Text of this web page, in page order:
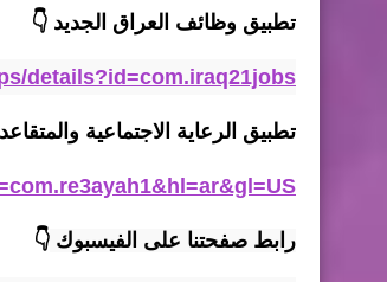
تطبيق وظائف العراق الجديد 👇
details?id=com.iraq21jobs
تطبيق الرعاية الاجتماعية
رابط صفحتنا على الفيسبوك 👇